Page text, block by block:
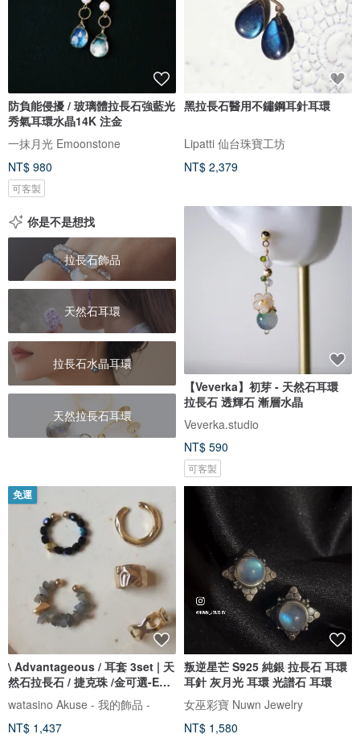
防負能侵擾 / 玻璃體拉長石強藍光
秀氣耳環水晶14K 注金
一抹月光 Emoonstone
NT$ 980
可客製
黑拉長石醫用不鏽鋼耳針耳環
Lipatti 仙台珠寶工坊
NT$ 2,379
你是不是想找
拉長石飾品
天然石耳環
拉長石水晶耳環
天然拉長石耳環
【Veverka】初芽 - 天然石耳環
拉長石 透輝石 漸層水晶
Veverka.studio
NT$ 590
可客製
免運
\ Advantageous / 耳套 3set | 天
然石拉長石 / 捷克珠 /金可選-EC-
Set7-1
watasino Akuse - 我的飾品 -
NT$ 1,437
叛逆星芒 S925 純銀 拉長石 耳環
耳針 灰月光 耳環 光譜石 耳環
女巫彩寶 Nuwn Jewelry
NT$ 1,580